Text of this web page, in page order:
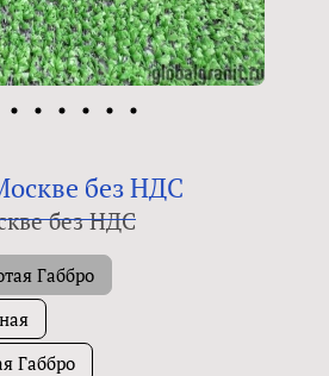
без НДС
без НДС
Габбро
Габбро